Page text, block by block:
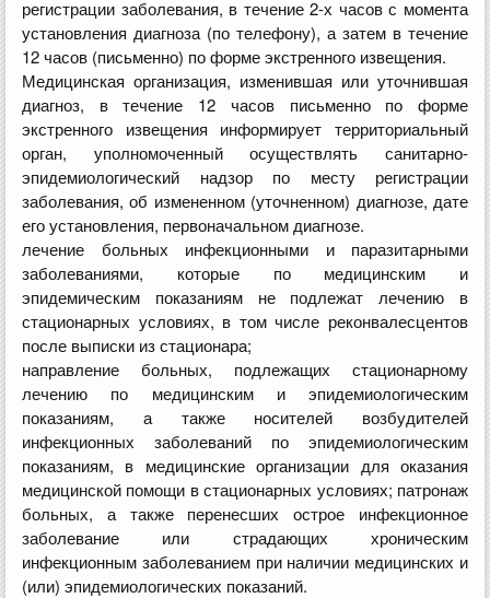
регистрации заболевания, в течение 2-х часов с момента
установления диагноза (по телефону), а затем в течение
12 часов (письменно) по форме экстренного извещения.
Медицинская организация, изменившая или уточнившая
диагноз, в течение 12 часов письменно по форме
экстренного извещения информирует территориальный
орган, уполномоченный осуществлять санитарно-
эпидемиологический надзор по месту регистрации
заболевания, об измененном (уточненном) диагнозе, дате
его установления, первоначальном диагнозе.
лечение больных инфекционными и паразитарными
заболеваниями, которые по медицинским и
эпидемическим показаниям не подлежат лечению в
стационарных условиях, в том числе реконвалесцентов
после выписки из стационара;
направление больных, подлежащих стационарному
лечению по медицинским и эпидемиологическим
показаниям, а также носителей возбудителей
инфекционных заболеваний по эпидемиологическим
показаниям, в медицинские организации для оказания
медицинской помощи в стационарных условиях; патронаж
больных, а также перенесших острое инфекционное
заболевание или страдающих хроническим
инфекционным заболеванием при наличии медицинских и
(или) эпидемиологических показаний.